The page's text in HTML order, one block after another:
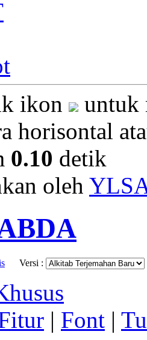
ikon
untuk
horisontal
0.10 detik
oleh
Versi :
| Font |